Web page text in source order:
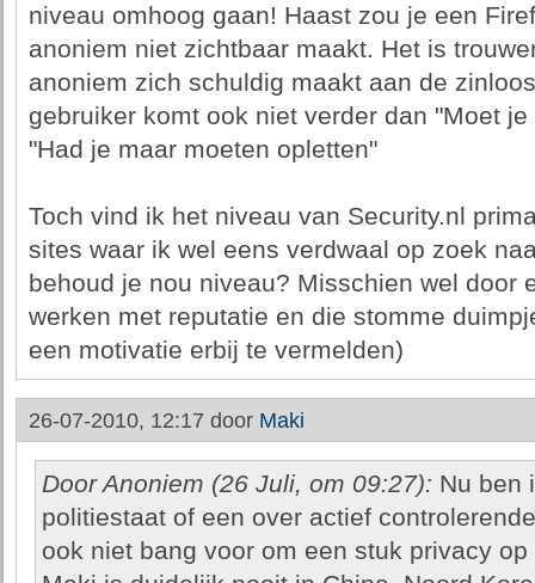
niveau omhoog gaan! Haast zou je een
anoniem niet zichtbaar maakt. Het is
anoniem zich schuldig maakt aan de
gebruiker komt ook niet verder dan "Moet
"Had je maar moeten opletten"
Toch vind ik het niveau van Security.nl
sites waar ik wel eens verdwaal op zoek
behoud je nou niveau? Misschien wel door
werken met reputatie en die stomme
een motivatie erbij te vermelden)
26-07-2010, 12:17 door Maki
Door Anoniem (26 Juli, om 09:27): Nu ben
politiestaat of een over actief
ook niet bang voor om een stuk privacy